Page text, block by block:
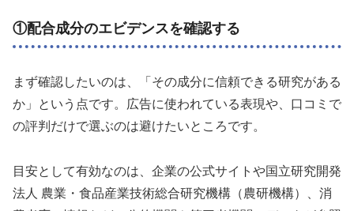
①配合成分のエビデンスを確認する
まず確認したいのは、「その成分に信頼できる研究がある
か」という点です。広告に使われている表現や、口コミで
の評判だけで選ぶのは避けたいところです。
目安として有効なのは、企業の公式サイトや国立研究開発
法人 農業・食品産業技術総合研究機構（農研機構）、消